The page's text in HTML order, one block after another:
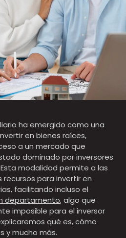
ha emergido como una
en bienes raíces,
a un mercado que
dominado por inversores
modalidad permite a las
para invertir en
facilitando incluso el
departamento, algo que
imposible para el inversor
qué es, cómo
y mucho más.